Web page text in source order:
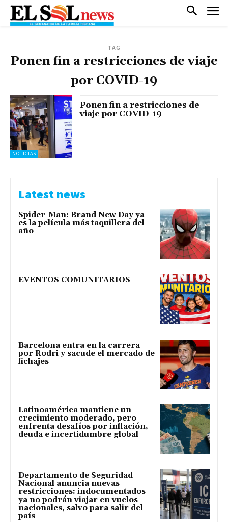
TAG
Ponen fin a restricciones de viaje
por COVID-19
NOTICIAS
Ponen fin a restricciones de
viaje por COVID-19
Latest news
Spider-Man: Brand New Day ya
es la película más taquillera del
año
EVENTOS COMUNITARIOS
Barcelona entra en la carrera
por Rodri y sacude el mercado de
fichajes
Latinoamérica mantiene un
crecimiento moderado, pero
enfrenta desafíos por inflación,
deuda e incertidumbre global
Departamento de Seguridad
Nacional anuncia nuevas
restricciones: indocumentados
ya no podrán viajar en vuelos
nacionales, salvo para salir del
país